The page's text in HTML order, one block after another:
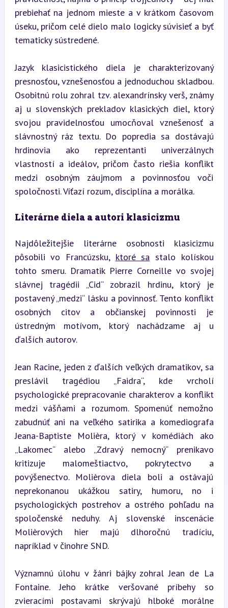
prebiehať na jednom mieste a v krátkom časovom
úseku, pričom celé dielo malo logicky súvisieť a byť
tematicky sústredené.
Jazyk klasicistického diela je charakterizovaný
presnosťou, vznešenosťou a jednoduchou skladbou.
Osobitnú rolu zohral tzv. alexandrínsky verš, známy
aj u slovenských prekladov klasických diel, ktorý
svojou pravidelnosťou umocňoval vznešenosť a
slávnostný ráz textu. Do popredia sa dostávajú
hrdinovia ako reprezentanti univerzálnych
vlastností a ideálov, pričom často riešia konflikt
medzi osobným záujmom a povinnosťou voči
spoločnosti. Víťazí rozum, disciplína a morálka.
Literárne diela a autori klasicizmu
Najdôležitejšie literárne osobnosti klasicizmu
pôsobili vo Francúzsku, ktoré sa stalo kolískou
tohto smeru. Dramatik Pierre Corneille vo svojej
slávnej tragédii „Cid“ zobrazil hrdinu, ktorý je
postavený „medzi“ lásku a povinnosť. Tento konflikt
osobných citov a občianskej povinnosti je
ústredným motívom, ktorý nachádzame aj u
ďalších autorov.
Jean Racine, jeden z ďalších veľkých dramatikov, sa
preslávil tragédiou „Faidra“, kde vrcholí
psychologické prepracovanie charakterov a konflikt
medzi vášňami a rozumom. Spomenúť nemožno
zabudnúť ani na veľkého satirika a komediografa
Jeana-Baptiste Molièra, ktorý v komédiách ako
„Lakomec“ alebo „Zdravý nemocný“ prenikavo
kritizuje malomeštiactvo, pokrytectvo a
povýšenectvo. Molièrova diela boli a ostávajú
neprekonanou ukážkou satiry, humoru, no i
psychologických postrehov a ostrého pohľadu na
spoločenské neduhy. Aj slovenské inscenácie
Molièrových hier majú dlhoročnú tradíciu,
napríklad v činohre SND.
Významnú úlohu v žánri bájky zohral Jean de La
Fontaine. Jeho krátke veršované príbehy so
zvieracími postavami skrývajú hlboké morálne